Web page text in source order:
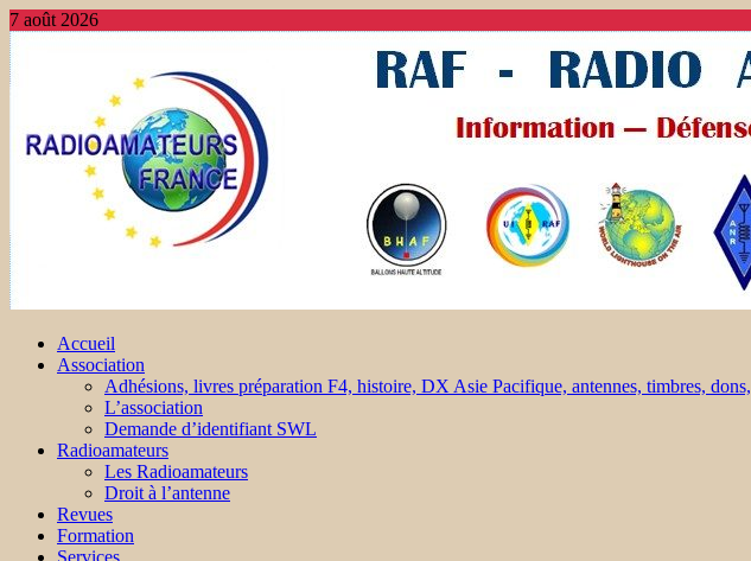
7 août 2026
Accueil
Association
Adhésions, livres préparation F4, histoire, DX Asie Pacifique, antennes, timbres, dons,
L’association
Demande d’identifiant SWL
Radioamateurs
Les Radioamateurs
Droit à l’antenne
Revues
Formation
Services